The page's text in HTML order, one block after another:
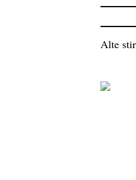
Alte